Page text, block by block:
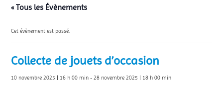
« Tous les Évènements
Cet évènement est passé.
Collecte de jouets d’occasion
10 novembre 2025 | 16 h 00 min -28 novembre 2025 | 18 h 00 min